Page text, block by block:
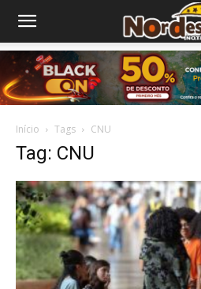
Início Tags CNU
Tag: CNU